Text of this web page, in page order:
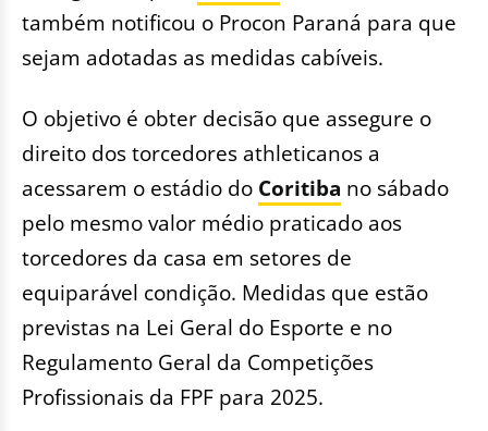
também notificou o Procon Paraná para que
sejam adotadas as medidas cabíveis.
O objetivo é obter decisão que assegure o
direito dos torcedores athleticanos a
acessarem o estádio do Coritiba no sábado
pelo mesmo valor médio praticado aos
torcedores da casa em setores de
equiparável condição. Medidas que estão
previstas na Lei Geral do Esporte e no
Regulamento Geral da Competições
Profissionais da FPF para 2025.